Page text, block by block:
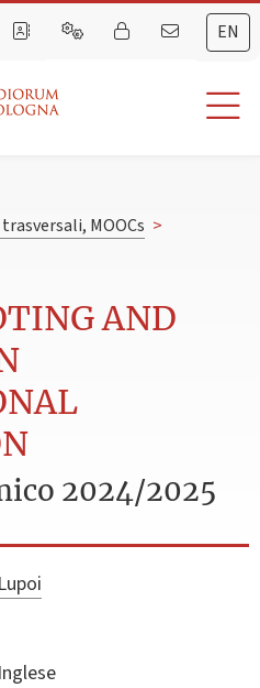
EN
MOOCs >
AND
2024/2025
Inglese